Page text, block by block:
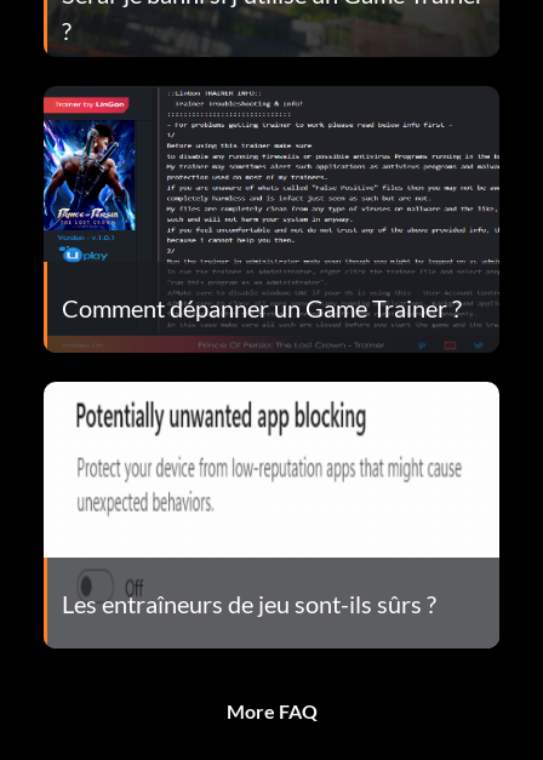
?
Comment dépanner un Game Trainer ?
Les entraîneurs de jeu sont-ils sûrs ?
More FAQ